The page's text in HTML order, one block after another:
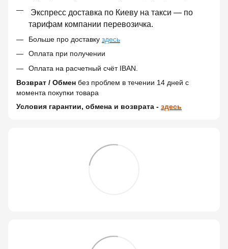
Экспресс доставка по Киеву на такси — по
тарифам компании перевозичка.
Больше про доставку здесь
Оплата при получении
Оплата на расчетный счёт IBAN.
Возврат / Обмен без проблем в течении 14 дней c
момента покупки товара
Условия гарантии, обмена и возврата - здесь